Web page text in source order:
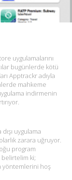
uygulamalarını
bugünlerde kötü
Apptrackr adıyla
mahkeme
indirmenin
uygulama
zarara uğruyor.
program
belirtelim ki;
yöntemlerini hoş